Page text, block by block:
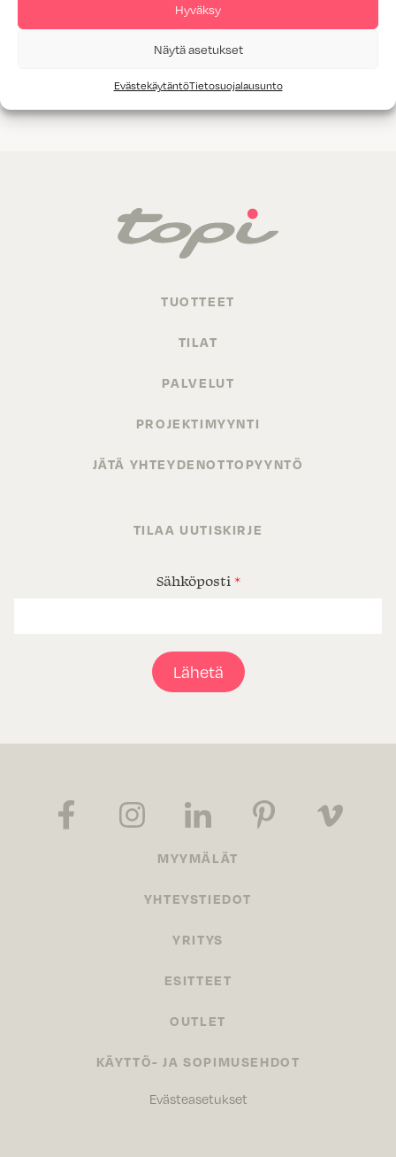
Hyväksy
Näytä asetukset
EvästekäytäntöTietosuojalausunto
TUOTTEET
TILAT
PALVELUT
PROJEKTIMYYNTI
JÄTÄ YHTEYDENOTTOPYYNTÖ
TILAA UUTISKIRJE
Sähköposti *
Lähetä
MYYMÄLÄT
YHTEYSTIEDOT
YRITYS
ESITTEET
OUTLET
KÄYTTÖ- JA SOPIMUSEHDOT
Evästeasetukset